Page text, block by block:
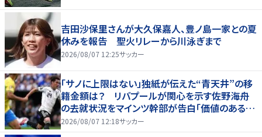
吉田沙保里さんが大久保嘉人、豊ノ島一家との夏
休みを報告 聖火リレーから川泳ぎまで
2026/08/07 12:25サッカー
「サノに上限はない」独紙が伝えた“青天井”の移
籍金額は？ リバプールが関心を示す佐野海舟
の去就状況をマインツ幹部が告白「価値のあるも
のになる」
2026/08/07 12:18サッカー